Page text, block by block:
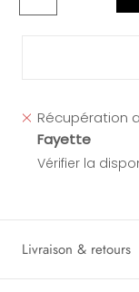
Jaun
Récupération
Fayette
Vérifier la
Livraison & retours